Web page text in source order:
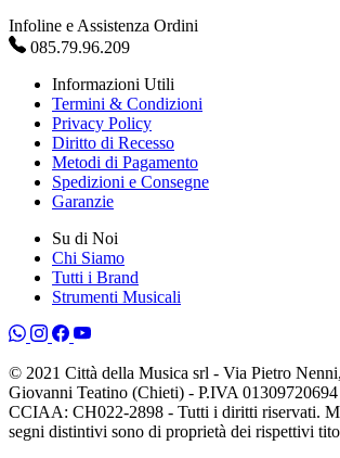
Infoline e Assistenza Ordini
085.79.96.209
Informazioni Utili
Termini & Condizioni
Privacy Policy
Diritto di Recesso
Metodi di Pagamento
Spedizioni e Consegne
Garanzie
Su di Noi
Chi Siamo
Tutti i Brand
Strumenti Musicali
© 2021 Città della Musica srl - Via Pietro
Giovanni Teatino (Chieti) - P.IVA
CCIAA: CH022-2898 - Tutti i diritti riservati.
segni distintivi sono di proprietà dei rispettivi